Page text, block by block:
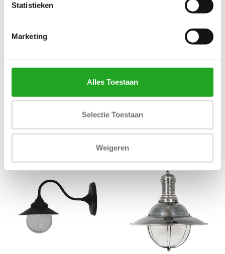
Statistieken
Marketing
Alles Toestaan
Selectie Toestaan
Weigeren